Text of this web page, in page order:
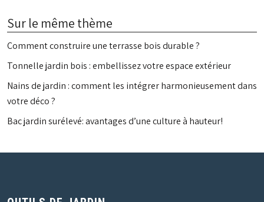
Sur le même thème
Comment construire une terrasse bois durable ?
Tonnelle jardin bois : embellissez votre espace extérieur
Nains de jardin : comment les intégrer harmonieusement dans
votre déco ?
Bac jardin surélevé: avantages d’une culture à hauteur!